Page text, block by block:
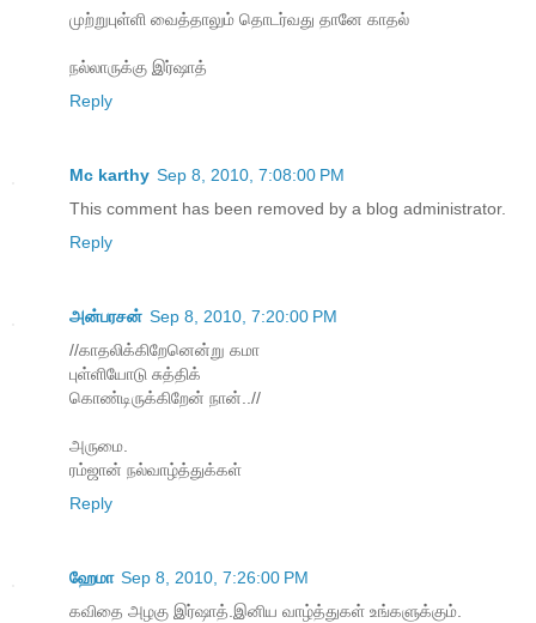
முற்றுபுள்ளி வைத்தாலும் தொடர்வது தானே காதல்
நல்லாருக்கு இர்ஷாத்
Reply
Mc karthy Sep 8, 2010, 7:08:00 PM
This comment has been removed by a blog administrator.
Reply
அன்பரசன் Sep 8, 2010, 7:20:00 PM
//காதலிக்கிறேனென்று கமா
புள்ளியோடு சுத்திக்
கொண்டிருக்கிறேன் நான்..//
அருமை.
ரம்ஜான் நல்வாழ்த்துக்கள்
Reply
ஹேமா Sep 8, 2010, 7:26:00 PM
கவிதை அழகு இர்ஷாத்.இனிய வாழ்த்துகள் உங்களுக்கும்.